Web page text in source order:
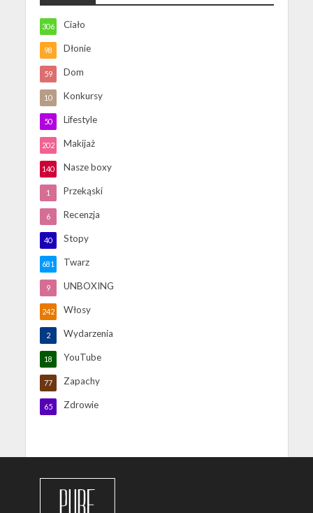
Ciało
306
Dłonie
98
Dom
59
Konkursy
10
Lifestyle
50
Makijaż
202
Nasze boxy
140
Przekąski
1
Recenzja
6
Stopy
40
Twarz
681
UNBOXING
9
Włosy
242
Wydarzenia
2
YouTube
18
Zapachy
77
Zdrowie
65